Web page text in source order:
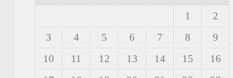
1
2
3
4 5 6 7 8
9
10
11 12 13 14 15
16